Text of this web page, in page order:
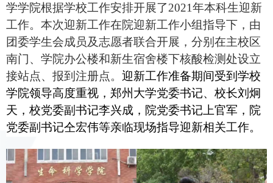
学学院根据学校工作安排开展了2021年本科生迎新
工作。本次迎新工作在院迎新工作小组指导下，由
团委学生会成员及志愿者联合开展，分别在主校区
南门、学院办公楼和新生宿舍楼下核酸检测处设立
接站点、报到注册点。 迎新工作准备期间受到学校
学院领导高度重视，郑州大学党委书记、校长刘炯
天，校党委副书记李兴成，院党委书记上官军，院
党委副书记仝宏伟等亲临现场指导迎新相关工作。